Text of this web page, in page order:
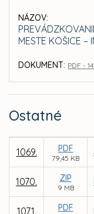
NÁZOV:
MESTE KOŠICE –
DOKUMENT: PDF -
Ostatné
1069. PDF
79,45 KB
1070. ZIP
9 MB
1071. PDF